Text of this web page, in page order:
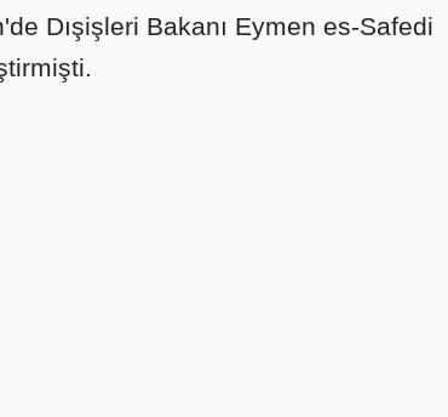
Dışişleri Bakanı Eymen es-Safedi